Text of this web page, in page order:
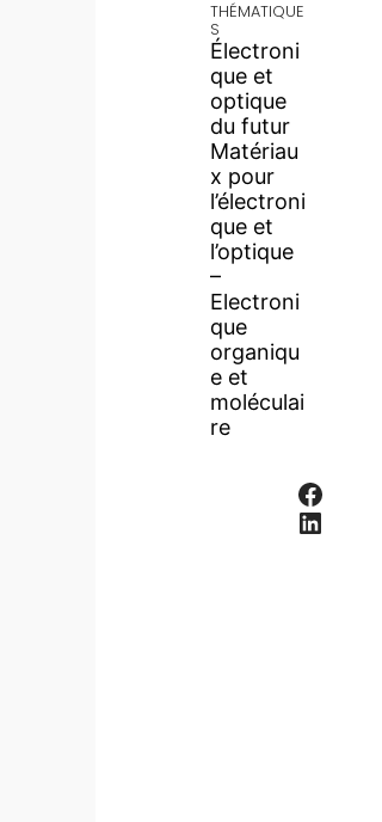
THÉMATIQUE
S
Électroni
que et
optique
du futur
Matériau
x pour
l’électroni
que et
l’optique
–
Electroni
que
organiqu
e et
moléculai
re
Facebook
LinkedIn